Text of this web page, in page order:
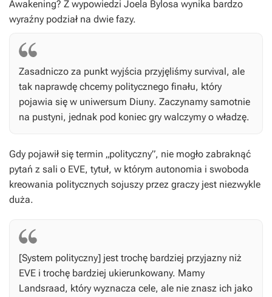
Awakening? Z wypowiedzi Joela Bylosa wynika bardzo
wyraźny podział na dwie fazy.
Zasadniczo za punkt wyjścia przyjęliśmy survival, ale
tak naprawdę chcemy politycznego finału, który
pojawia się w uniwersum Diuny. Zaczynamy samotnie
na pustyni, jednak pod koniec gry walczymy o władzę.
Gdy pojawił się termin „polityczny”, nie mogło zabraknąć
pytań z sali o EVE, tytuł, w którym autonomia i swoboda
kreowania politycznych sojuszy przez graczy jest niezwykle
duża.
[System polityczny] jest trochę bardziej przyjazny niż
EVE i trochę bardziej ukierunkowany. Mamy
Landsraad, który wyznacza cele, ale nie znasz ich jako